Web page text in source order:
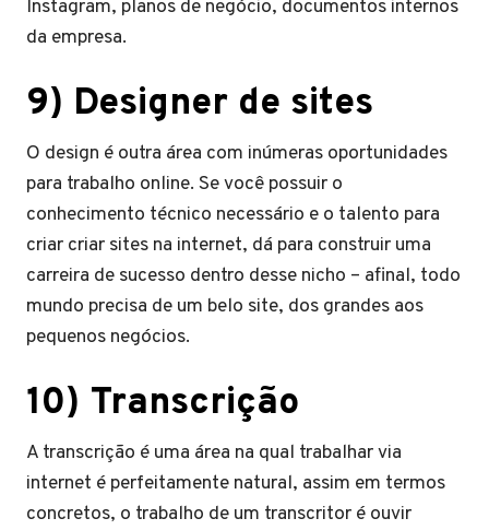
Instagram, planos de negócio, documentos internos
da empresa.
9) Designer de sites
O design é outra área com inúmeras oportunidades
para trabalho online. Se você possuir o
conhecimento técnico necessário e o talento para
criar criar sites na internet, dá para construir uma
carreira de sucesso dentro desse nicho – afinal, todo
mundo precisa de um belo site, dos grandes aos
pequenos negócios.
10) Transcrição
A transcrição é uma área na qual trabalhar via
internet é perfeitamente natural, assim em termos
concretos, o trabalho de um transcritor é ouvir